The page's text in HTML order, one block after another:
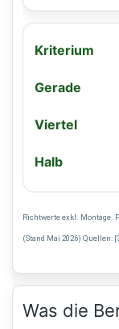
Richtwerte exkl. Montage.
(Stand Mai 2026) Quellen:
Was die